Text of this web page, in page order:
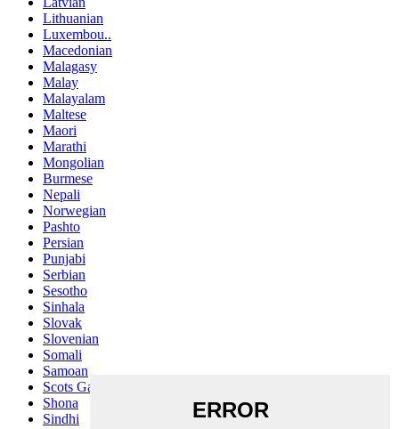
Lithuanian
Luxembou..
Macedonian
Malagasy
Malay
Malayalam
Maltese
Maori
Marathi
Mongolian
Burmese
Nepali
Norwegian
Pashto
Persian
Punjabi
Serbian
Sesotho
Sinhala
Slovak
Slovenian
Somali
Samoan
Scots Gaelic
Shona
Sindhi